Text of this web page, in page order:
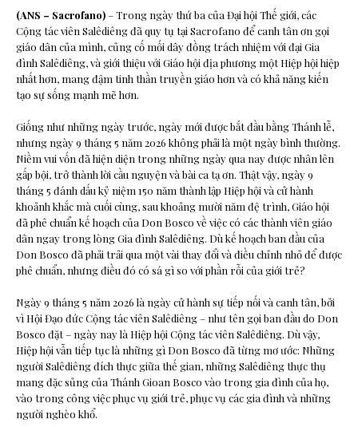
(ANS – Sacrofano)– Trong ngày thứ ba của Đại hội Thế giới, các
Cộng tác viên Salêdiêng đã quy tụ tại Sacrofano để canh tân ơn gọi
giáo dân của mình, củng cố mối dây đồng trách nhiệm với đại Gia
đình Salêdiêng, và giới thiệu với Giáo hội địa phương một Hiệp hội hiệp
nhất hơn, mang đậm tinh thần truyền giáo hơn và có khả năng kiến
tạo sự sống mạnh mẽ hơn.
Giống như những ngày trước, ngày mới được bắt đầu bằng Thánh lễ,
nhưng ngày 9 tháng 5 năm 2026 không phải là một ngày bình thường.
Niềm vui vốn đã hiện diện trong những ngày qua nay được nhân lên
gấp bội, trở thành lời cầu nguyện và bài ca tạ ơn. Thật vậy, ngày 9
tháng 5 đánh dấu kỷ niệm 150 năm thành lập Hiệp hội và cử hành
khoảnh khắc mà cuối cùng, sau khoảng mười năm đệ trình, Giáo hội
đã phê chuẩn kế hoạch của Don Bosco về việc có các thành viên giáo
dân ngay trong lòng Gia đình Salêdiêng. Dù kế hoạch ban đầu của
Don Bosco đã phải trải qua một vài thay đổi và điều chỉnh nhỏ để được
phê chuẩn, nhưng điều đó có sá gì so với phần rỗi của giới trẻ?
Ngày 9 tháng 5 năm 2026 là ngày cử hành sự tiếp nối và canh tân, bởi
vì Hội Đạo đức Cộng tác viên Salêdiêng – như tên gọi ban đầu do Don
Bosco đặt – ngày nay là Hiệp hội Cộng tác viên Salêdiêng. Dù vậy,
Hiệp hội vẫn tiếp tục là những gì Don Bosco đã từng mơ ước: Những
người Salêdiêng đích thực giữa thế gian, những Salêdiêng thực thụ
mang đặc sủng của Thánh Gioan Bosco vào trong gia đình của họ,
vào trong công việc phục vụ giới trẻ, phục vụ các gia đình và những
người nghèo khổ.